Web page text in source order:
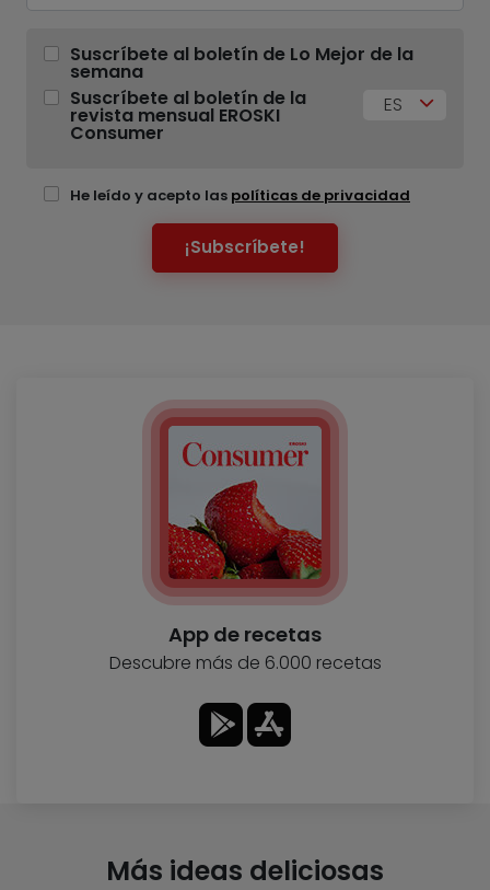
Suscríbete al boletín de Lo Mejor de la
semana
Suscríbete al boletín de la
revista mensual EROSKI
Consumer
ES
He leído y acepto las políticas de privacidad
¡Subscríbete!
App de recetas
Descubre más de 6.000 recetas
Más ideas deliciosas